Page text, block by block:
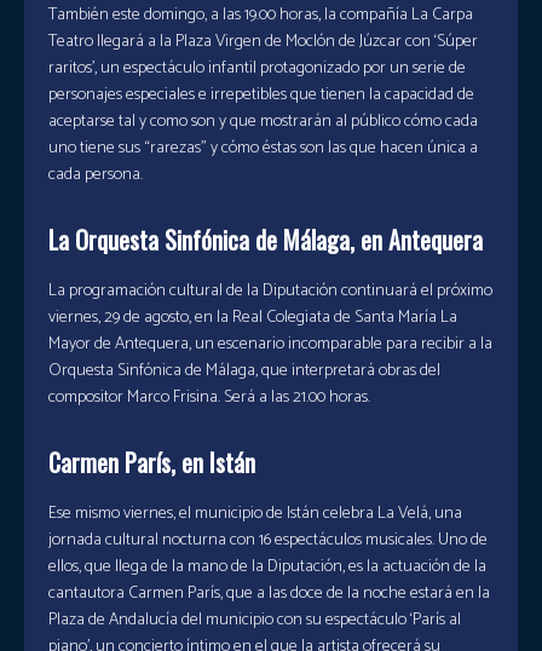
También este domingo, a las 19.00 horas, la compañía La Carpa
Teatro llegará a la Plaza Virgen de Moclón de Júzcar con ‘Súper
raritos’, un espectáculo infantil protagonizado por un serie de
personajes especiales e irrepetibles que tienen la capacidad de
aceptarse tal y como son y que mostrarán al público cómo cada
uno tiene sus “rarezas” y cómo éstas son las que hacen única a
cada persona.
La Orquesta Sinfónica de Málaga, en Antequera
La programación cultural de la Diputación continuará el próximo
viernes, 29 de agosto, en la Real Colegiata de Santa María La
Mayor de Antequera, un escenario incomparable para recibir a la
Orquesta Sinfónica de Málaga, que interpretará obras del
compositor Marco Frisina. Será a las 21.00 horas.
Carmen París, en Istán
Ese mismo viernes, el municipio de Istán celebra La Velá, una
jornada cultural nocturna con 16 espectáculos musicales. Uno de
ellos, que llega de la mano de la Diputación, es la actuación de la
cantautora Carmen París, que a las doce de la noche estará en la
Plaza de Andalucía del municipio con su espectáculo ‘París al